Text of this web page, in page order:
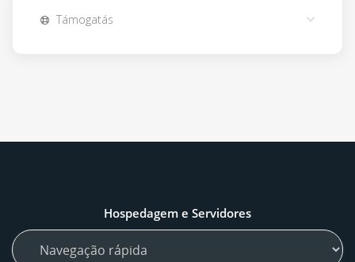
Támogatás
Hospedagem e Servidores